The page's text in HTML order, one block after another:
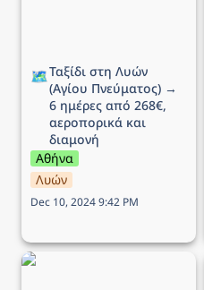
🗺️Ταξίδι στη Λυών
(Αγίου Πνεύματος) →
6 ημέρες από 268€,
αεροπορικά και
διαμονή
Αθήνα
Λυών
Dec 10, 2024 9:42 PM
Ταξίδι στο Ντουμπρόβνικ